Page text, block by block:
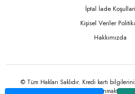
İptal İade Koşullari
Kişisel Veriler
Hakkımızda
© Tüm Hakları Saklıdır. Kredi kartı
korunmaktadır.